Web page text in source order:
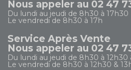
Nous appeler au 02 47
Du lundi au jeudi de 8h30 à 17h30
Le vendredi de 8h30 à 17h
Service Après Vente
Nous appeler au 02 47
Du lundi au jeudi de 8h30 à 12h30
Le vendredi de 8h30 à 12h30 &